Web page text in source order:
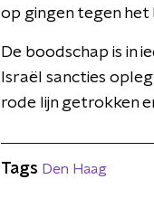
op gingen tegen het
De boodschap is in
Israël sancties
rode lijn getrokken
Tags Den Haag